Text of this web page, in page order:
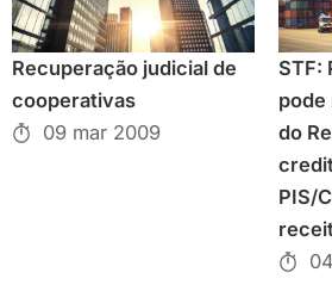
Recuperação judicial de
cooperativas
09 mar 2009
STF:
do
PIS/